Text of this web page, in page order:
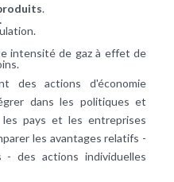
.
intensité de gaz à effet de
des actions d'économie
dans les politiques et
pays et les entreprises
les avantages relatifs -
- des actions individuelles